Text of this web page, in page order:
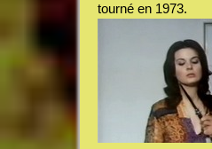
tourné en 1973.